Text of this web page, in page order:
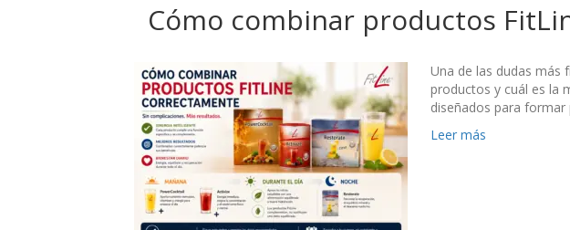
Cómo combinar productos
Una de las dudas más
productos y cuál es la
diseñados para
Leer más